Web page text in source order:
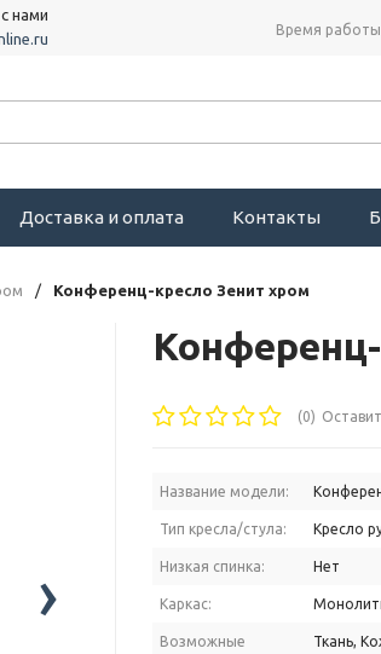
нами
Время
Доставка и оплата Контакты
/ Конференц-кресло Зенит хром
›
(0)
Название модели:
Тип кресла/стула: Кресло
Низкая спинка: Нет
Каркас:
Возможные
Ткань,